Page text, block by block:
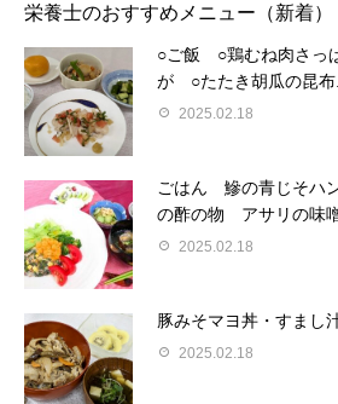
栄養士のおすすめメニュー（新着）
○ご飯 ○鶏むね肉さっ
が ○たたき胡瓜の昆布
2025.02.18
ごはん 鰺の青じそハ
の酢の物 アサリの味
2025.02.18
豚みそマヨ丼・すまし
2025.02.18